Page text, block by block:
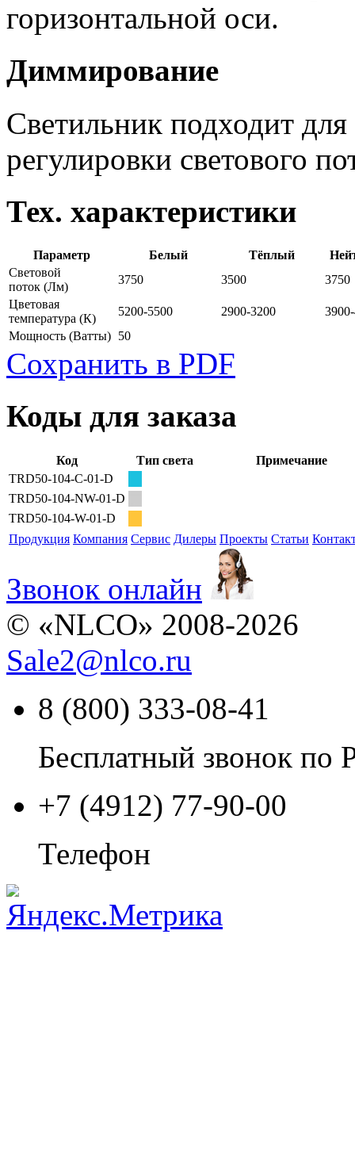
горизонтальной оси.
Диммирование
Светильник подходит
регулировки светового
Тех. характеристики
Параметр Белый Тёплый
Световой
поток (Лм)
3750 3500
3750
Цветовая
температура (К)
5200-5500 2900-3200
Мощность (Ватты) 50
Сохранить в PDF
Коды для заказа
Код Тип света
Примечание
TRD50-104-C-01-D
TRD50-104-NW-01-D
TRD50-104-W-01-D
Продукция Компания Сервис Дилеры Проекты Статьи
Звонок онлайн
© «NLCO» 2008-2026
Sale2@nlco.ru
8 (800) 333-08-41
Бесплатный звонок по
+7 (4912) 77-90-00
Телефон